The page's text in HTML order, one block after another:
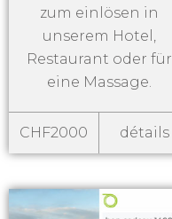
zum einlösen in
unserem Hotel,
Restaurant oder für
eine Massage.
CHF2000 détails